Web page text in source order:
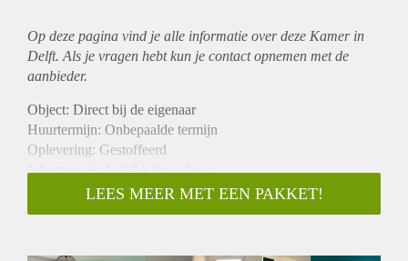
Op deze pagina vind je alle informatie over deze Kamer in
Delft. Als je vragen hebt kun je contact opnemen met de
aanbieder.
Object: Direct bij de eigenaar
Huurtermijn: Onbepaalde termijn
Oplevering: Gestoffeerd
Inkomen eis: Ja 2,8 x bruto huur
Garantiestelling mogelijk: Ja
Borg: 1 maand
LEES MEER MET EEN PAKKET!